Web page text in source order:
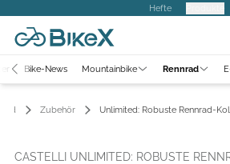
Hefte
Bike-News Mountainbike Rennrad
Zubehör Unlimited: Robuste Rennrad-
CASTELLI UNLIMITED: ROBUSTE